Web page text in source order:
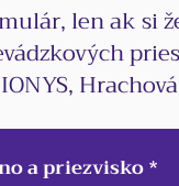
len ak si
a priezvisko*